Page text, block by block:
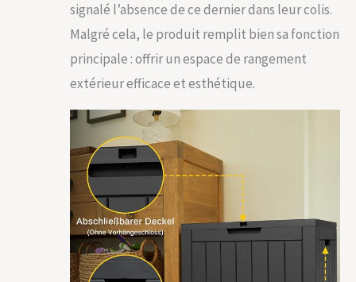
signalé l’absence de ce dernier dans leur colis.
Malgré cela, le produit remplit bien sa fonction
principale : offrir un espace de rangement
extérieur efficace et esthétique.